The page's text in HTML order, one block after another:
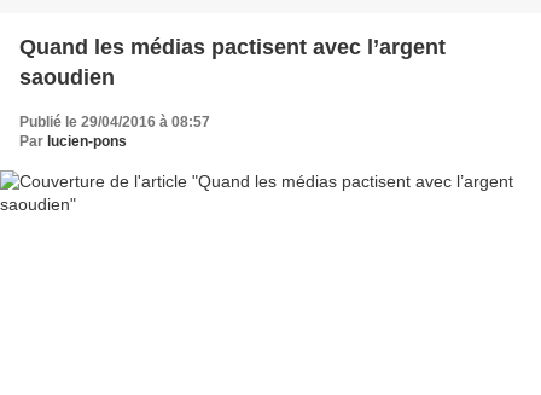
Quand les médias pactisent avec l’argent
saoudien
Publié le 29/04/2016 à 08:57
Par lucien-pons